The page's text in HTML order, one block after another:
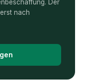
Der
nach